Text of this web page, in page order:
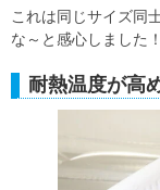
これは同じサイズ同
な～と感心しました！
耐熱温度が高